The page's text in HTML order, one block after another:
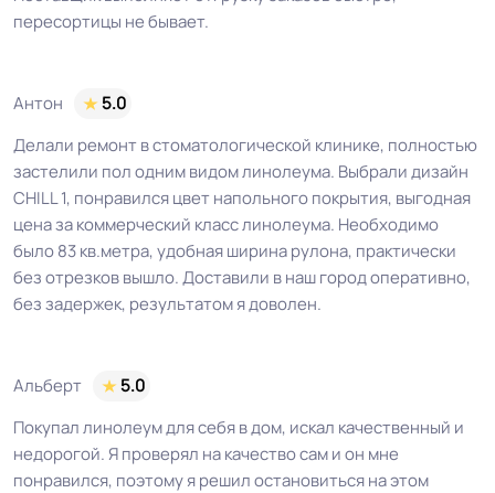
пересортицы не бывает.
Антон
5.0
Делали ремонт в стоматологической клинике, полностью
застелили пол одним видом линолеума. Выбрали дизайн
CHILL 1, понравился цвет напольного покрытия, выгодная
цена за коммерческий класс линолеума. Необходимо
было 83 кв.метра, удобная ширина рулона, практически
без отрезков вышло. Доставили в наш город оперативно,
без задержек, результатом я доволен.
Альберт
5.0
Покупал линолеум для себя в дом, искал качественный и
недорогой. Я проверял на качество сам и он мне
понравился, поэтому я решил остановиться на этом